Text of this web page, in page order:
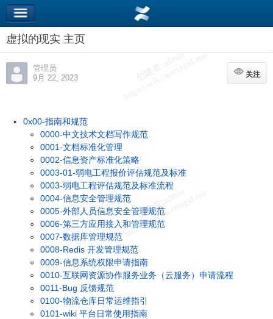
虚拟的现实 主页
管理员
9月 22, 2023
关注
关注
0x00-指南和规范
0000-中文技术文档写作规范
0001-文档标准化管理
0002-信息资产标准化策略
0003-01-弱电工程报价评估规范及标准
0003-弱电工程评估规范及标准流程
0004-信息安全管理规范
0005-外部人员信息安全管理规范
0006-第三方应用接入和管理规范
0007-数据库管理规范
0008-Redis 开发管理规范
0009-信息系统权限申请指南
0010-互联网资源协作服务业务（云服务）申请流程
0011-Bug 反馈规范
0100-物流仓库日常运维指引
0101-wiki 平台日常使用指南